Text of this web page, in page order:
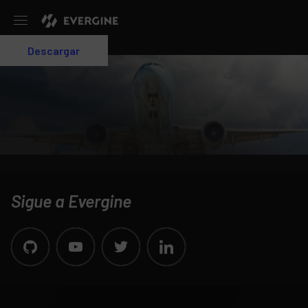
Login
Descargar
Sigue a Evergine